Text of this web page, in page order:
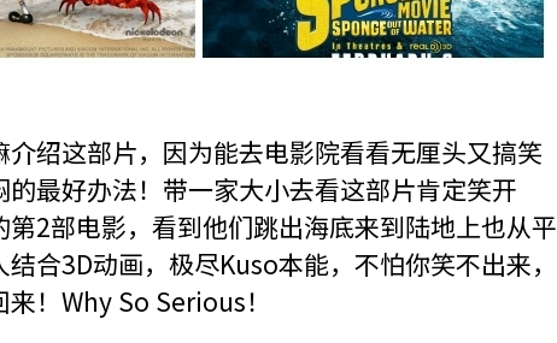
绍这部片，因为能去电影院看看无厘头又搞笑
最好办法！带一家大小去看这部片肯定笑开
2部电影，看到他们跳出海底来到陆地上也从平
合3D动画，极尽Kuso本能，不怕你笑不出来，
！Why So Serious！